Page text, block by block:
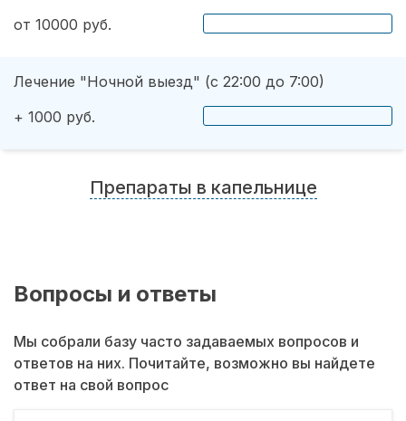
от 10000 руб.
Лечение "Ночной выезд" (с 22:00 до 7:00)
+ 1000 руб.
Препараты в капельнице
Вопросы и ответы
Мы собрали базу часто задаваемых вопросов и
ответов на них. Почитайте, возможно вы найдете
ответ на свой вопрос